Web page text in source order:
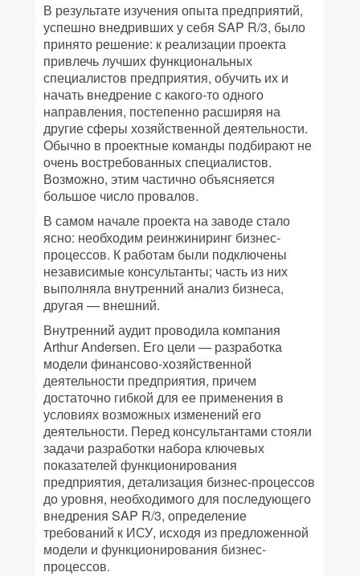
В результате изучения опыта предприятий,
успешно внедривших у себя SAP R/3, было
принято решение: к реализации проекта
привлечь лучших функциональных
специалистов предприятия, обучить их и
начать внедрение с какого-то одного
направления, постепенно расширяя на
другие сферы хозяйственной деятельности.
Обычно в проектные команды подбирают не
очень востребованных специалистов.
Возможно, этим частично объясняется
большое число провалов.
В самом начале проекта на заводе стало
ясно: необходим реинжиниринг бизнес-
процессов. К работам были подключены
независимые консультанты; часть из них
выполняла внутренний анализ бизнеса,
другая — внешний.
Внутренний аудит проводила компания
Arthur Andersen. Его цели — разработка
модели финансово-хозяйственной
деятельности предприятия, причем
достаточно гибкой для ее применения в
условиях возможных изменений его
деятельности. Перед консультантами стояли
задачи разработки набора ключевых
показателей функционирования
предприятия, детализация бизнес-процессов
до уровня, необходимого для последующего
внедрения SAP R/3, определение
требований к ИСУ, исходя из предложенной
модели и функционирования бизнес-
процессов.